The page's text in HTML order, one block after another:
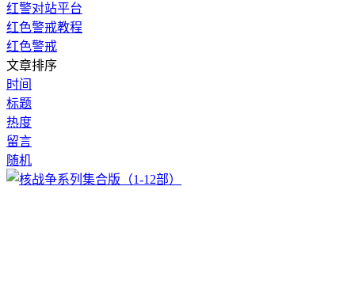
红警对站平台
红色警戒教程
红色警戒
文章排序
时间
标题
热度
留言
随机